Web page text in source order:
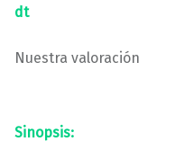
dt
Nuestra valoración
Sinopsis: